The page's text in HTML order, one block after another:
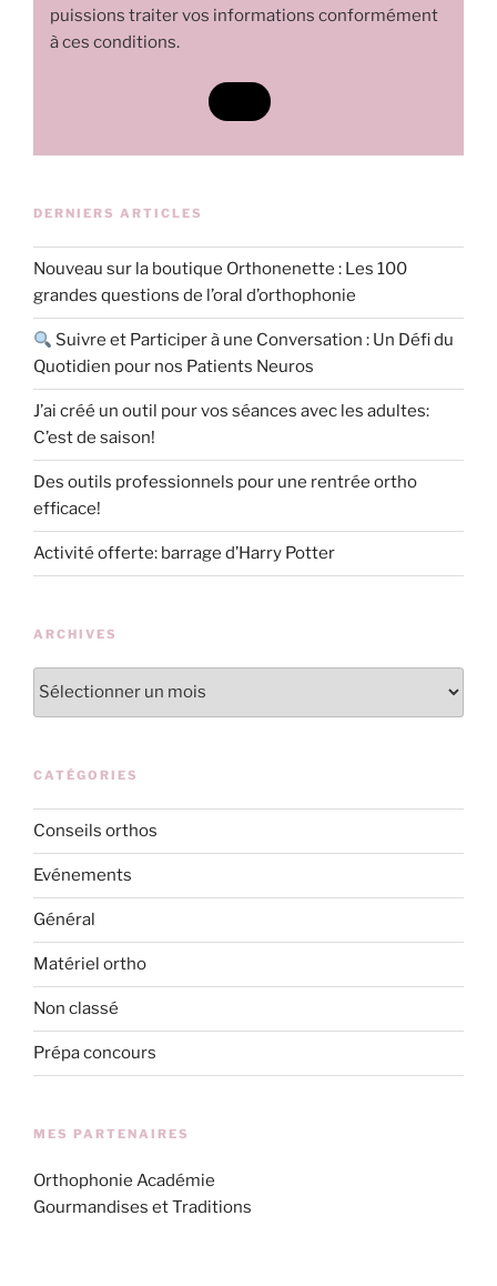
puissions traiter vos informations conformément
à ces conditions.
DERNIERS ARTICLES
Nouveau sur la boutique Orthonenette : Les 100
grandes questions de l’oral d’orthophonie
Suivre et Participer à une Conversation : Un Défi du
Quotidien pour nos Patients Neuros
J’ai créé un outil pour vos séances avec les adultes:
C’est de saison!
Des outils professionnels pour une rentrée ortho
efficace!
Activité offerte: barrage d’Harry Potter
ARCHIVES
Archives
CATÉGORIES
Conseils orthos
Evénements
Général
Matériel ortho
Non classé
Prépa concours
MES PARTENAIRES
Orthophonie Académie
Gourmandises et Traditions